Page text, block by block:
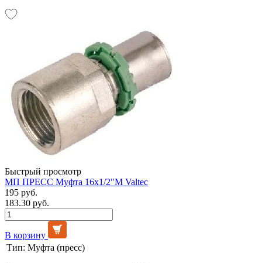
Быстрый просмотр
МП ПРЕСС Муфта 16х1/2"М Valtec
195 руб.
183.30 руб.
В корзину
Тип: Муфта (пресс)